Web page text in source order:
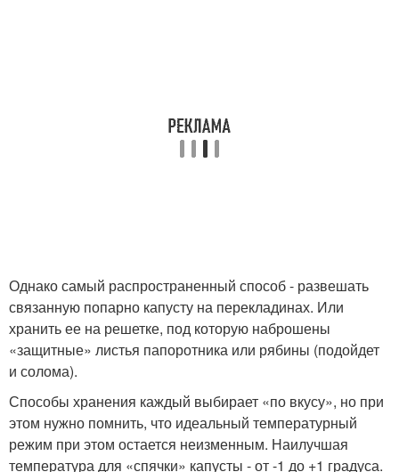
Однако самый распространенный способ - развешать
связанную попарно капусту на перекладинах. Или
хранить ее на решетке, под которую наброшены
«защитные» листья папоротника или рябины (подойдет
и солома).
Способы хранения каждый выбирает «по вкусу», но при
этом нужно помнить, что идеальный температурный
режим при этом остается неизменным. Наилучшая
температура для «спячки» капусты - от -1 до +1 градуса.